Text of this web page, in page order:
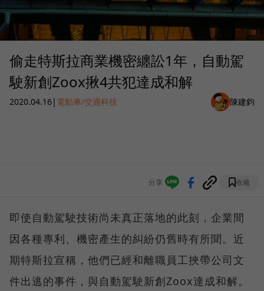
偷走特斯拉商業機密纏訟1年，自動駕
駛新創Zoox揪4共犯達成和解
2020.04.16| 電動車/交通科技 陳建鈞
分享 收藏
即使自動駕駛技術尚未真正落地的此刻，企業間
因各種專利、機密產生的糾紛仍舊時有所聞。近
期特斯拉宣稱，他們已經和離職員工挾帶公司文
件出逃的事件，與自動駕駛新創Zoox達成和解。